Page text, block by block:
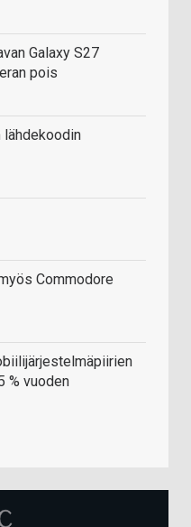
Galaxy S27
pois
lähdekoodin
Commodore
% vuoden